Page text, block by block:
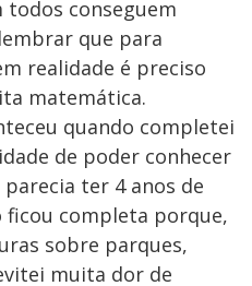
conseguem
que para
realidade é preciso
matemática.
quando completei
de poder conhecer
parecia ter 4 anos de
ficou completa porque,
sobre parques,
muita dor de